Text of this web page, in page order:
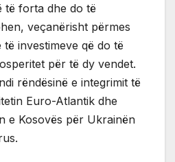
të forta dhe do të
veçanërisht përmes
investimeve që do të
për të dy vendet.
rëndësinë e integrimit të
Euro-Atlantik dhe
e Kosovës për Ukrainën